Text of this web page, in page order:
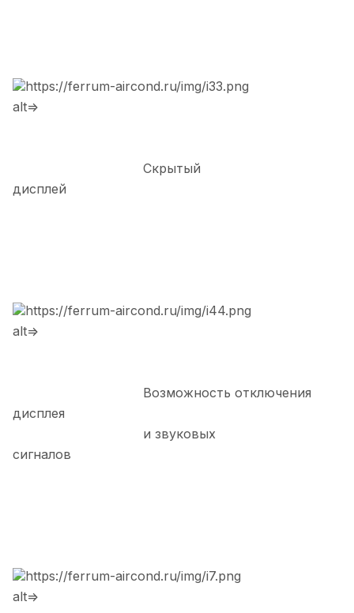
https://ferrum-aircond.ru/img/i33.png
alt=>
Скрытый
дисплей
https://ferrum-aircond.ru/img/i44.png
alt=>
Возможность отключения
дисплея
и звуковых
сигналов
https://ferrum-aircond.ru/img/i7.png
alt=>